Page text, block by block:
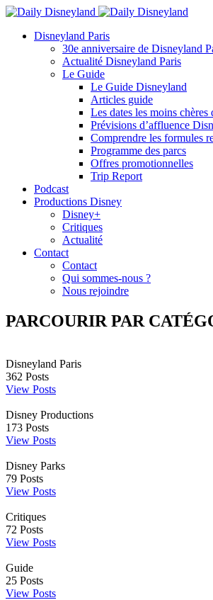
Disneyland Paris
30e anniversaire de Disneyland
Actualité Disneyland Paris
Le Guide
Le Guide Disneyland
Articles guide
Les dates les moins chères
Prévisions d’affluence
Comprendre les formules
Programme des parcs
Offres promotionnelles
Trip Report
Podcast
Productions Disney
Disney+
Critiques
Actualité
Contact
Contact
Qui sommes-nous ?
Nous rejoindre
PARCOURIR PAR
Disneyland Paris
362 Posts
View Posts
Disney Productions
173 Posts
View Posts
Disney Parks
79 Posts
View Posts
Critiques
72 Posts
View Posts
Guide
25 Posts
View Posts